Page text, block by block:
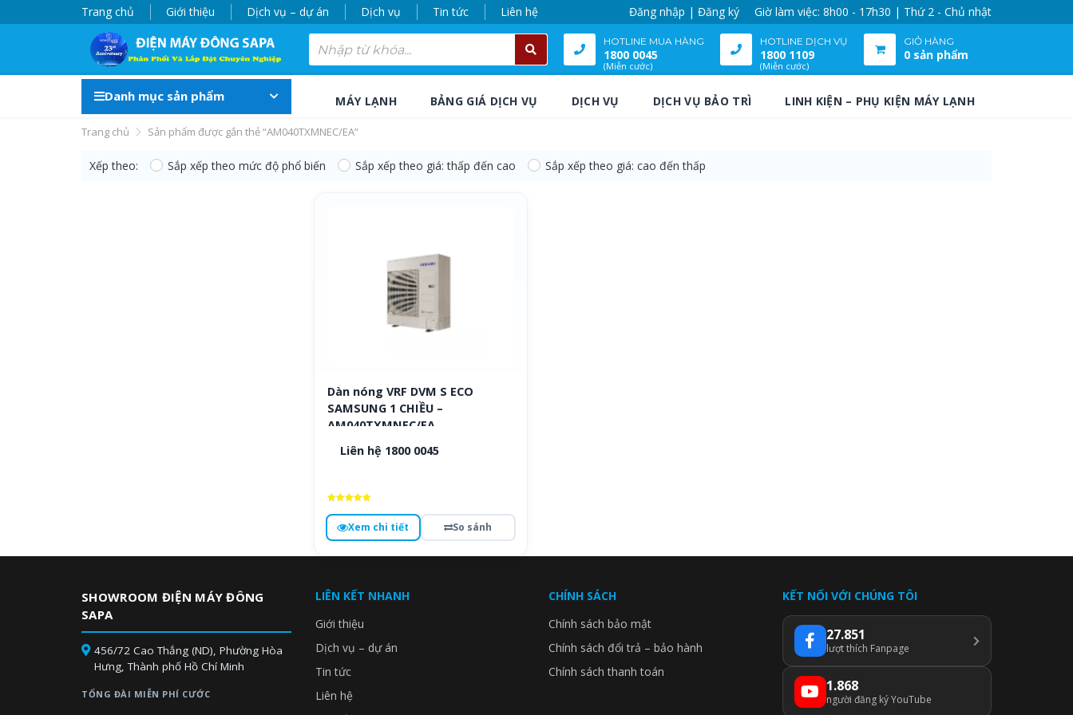
Trang chủ Giới thiệu Dịch vụ – dự án Dịch vụ Tin tức Liên hệ Đăng nhập | Đăng ký Giờ làm việc: 8h00 - 17h30 | Thứ 2 - Chủ nhật
HOTLINE MUA HÀNG
1800 0045
(Miễn cước)
HOTLINE DỊCH VỤ
1800 1109
(Miễn cước)
GIỎ HÀNG
0 sản phẩm
Danh mục sản phẩm MÁY LẠNH BẢNG GIÁ DỊCH VỤ DỊCH VỤ DỊCH VỤ BẢO TRÌ LINH KIỆN – PHỤ KIỆN MÁY LẠNH
Trang chủ Sản phẩm được gắn thẻ “AM040TXMNEC/EA”
Xếp theo: Sắp xếp theo mức độ phổ biến Sắp xếp theo giá: thấp đến cao Sắp xếp theo giá: cao đến thấp
Dàn nóng VRF DVM S ECO
SAMSUNG 1 CHIỀU –
AM040TXMNEC/EA
Liên hệ 1800 0045
hạng
5
5 saoXem chi tiết So sánh
SHOWROOM ĐIỆN MÁY ĐÔNG
SAPA
456/72 Cao Thắng (ND), Phường Hòa
Hưng, Thành phố Hồ Chí Minh
TỔNG ĐÀI MIỄN PHÍ CƯỚC
LIÊN KẾT NHANH
Giới thiệu
Dịch vụ – dự án
Tin tức
Liên hệ
CHÍNH SÁCH
Chính sách bảo mật
Chính sách đổi trả – bảo hành
Chính sách thanh toán
KẾT NỐI VỚI CHÚNG TÔI
27.851
lượt thích Fanpage
1.868
người đăng ký YouTube